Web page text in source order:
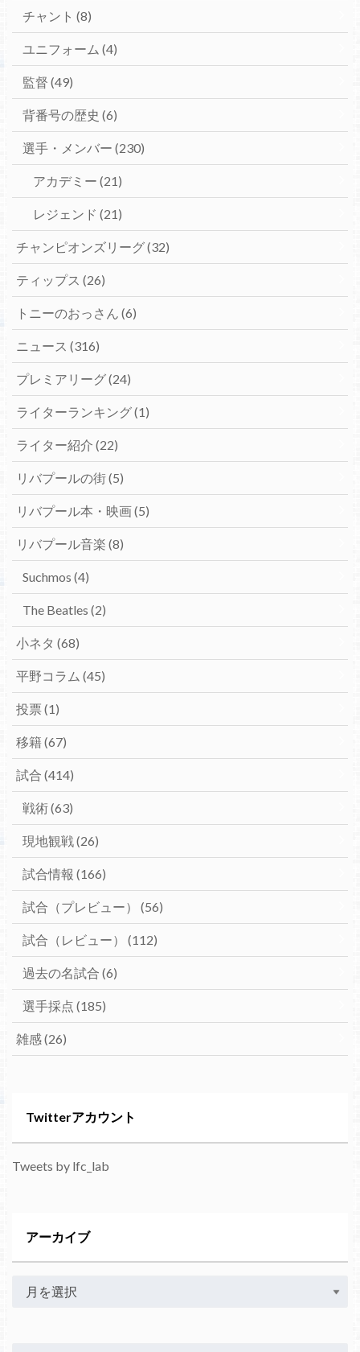
チャント (8)
ユニフォーム (4)
監督 (49)
背番号の歴史 (6)
選手・メンバー (230)
アカデミー (21)
レジェンド (21)
チャンピオンズリーグ(32)
ティップス (26)
トニーのおっさん (6)
ニュース (316)
プレミアリーグ(24)
ライターランキング(1)
ライター紹介 (22)
リバプールの街(5)
リバプール本・映画(5)
リバプール音楽 (8)
Suchmos (4)
The Beatles (2)
小ネタ (68)
平野コラム (45)
投票 (1)
移籍(67)
試合 (414)
戦術(63)
現地観戦(26)
試合情報 (166)
試合（プレビュー） (56)
試合（レビュー） (112)
過去の名試合 (6)
選手採点 (185)
雑感(26)
Twitterアカウント
Tweets by lfc_lab
アーカイブ